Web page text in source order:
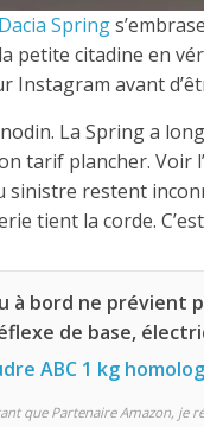
Dacia Spring
petite citadine en
avant
La Spring a
tarif plancher. Voir
sinistre restent
tient la corde.
à bord ne prévient
de base,
ABC 1 kg
que Partenaire Amazon, je